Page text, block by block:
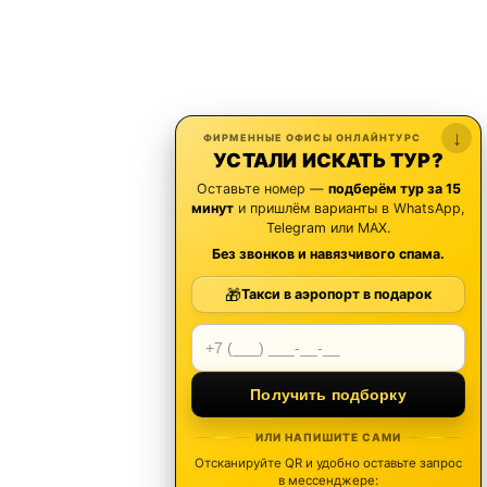
↓
ФИРМЕННЫЕ ОФИСЫ ОНЛАЙНТУРС
УСТАЛИ ИСКАТЬ ТУР?
Оставьте номер — подберём тур за 15
минут и пришлём варианты в WhatsApp,
Telegram или MAX.
Без звонков и навязчивого спама.
🎁Такси в аэропорт в подарок
Получить подборку
ИЛИ НАПИШИТЕ САМИ
Отсканируйте QR и удобно оставьте запрос
в мессенджере: